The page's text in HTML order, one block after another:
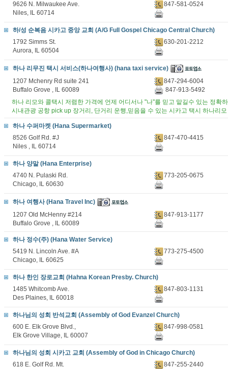
9626 N. Milwaukee Ave.
Niles, IL 60714
847-581-0524
하/성 순복음 시카고 중앙 교회 (A/G Full Gospel Chicago Central Church)
1792 Simms St.
Aurora, IL 60504
630-201-2212
하나 리무진 택시 서비스(하나여행사) (hana taxi service)
1207 Mchenry Rd suite 241
Buffalo Grove , IL 60089
847-294-6004
847-913-5492
하나 리모와 콜택시 저렴한 가격에 언제 어디서나 "나"를 믿고 맡길수 있는 정확
시내관광 공항 pick up 장거리, 단거리 운행,믿음을 수 있는 시카고 택시 하나리모
하나 수퍼마켓 (Hana Supermarket)
8526 Golf Rd. #J
Niles , IL 60714
847-470-4415
하나 양말 (Hana Enterprise)
4740 N. Pulaski Rd.
Chicago, IL 60630
773-205-0675
하나 여행사 (Hana Travel Inc)
1207 Old McHenny #214
Buffalo Grove , IL 60089
847-913-1177
하나 정수(주) (Hana Water Service)
5419 N. Lincoln Ave. #A
Chicago, IL 60625
773-275-4500
하나 한인 장로교회 (Hahna Korean Presby. Church)
1485 Whitcomb Ave.
Des Plaines, IL 60018
847-803-1131
하나님의 성회 반석교회 (Assembly of God Evanzel Church)
600 E. Elk Grove Blvd.,
Elk Grove Village, IL 60007
847-998-0581
하나님의 성회 시카고 교회 (Assembly of God in Chicago Church)
618 E. Golf Rd. Mt.
847-255-2440